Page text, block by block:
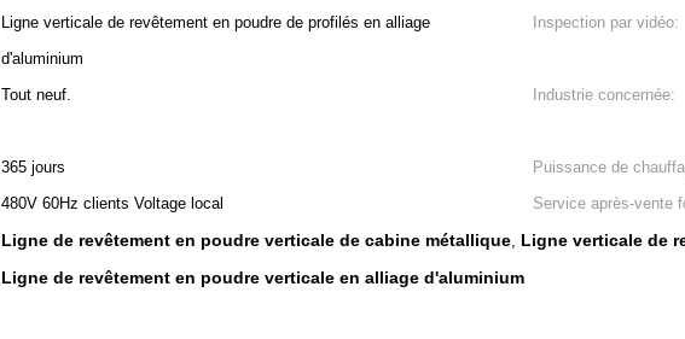
Ligne verticale de revêtement en poudre de profilés en alliage
d'aluminium
Inspection par vidéo:
Tout neuf. Industrie concernée:
365 jours Puissance de
480V 60Hz clients Voltage local Service après-vente
Ligne de revêtement en poudre verticale de cabine métallique, Ligne verticale de
Ligne de revêtement en poudre verticale en alliage d'aluminium